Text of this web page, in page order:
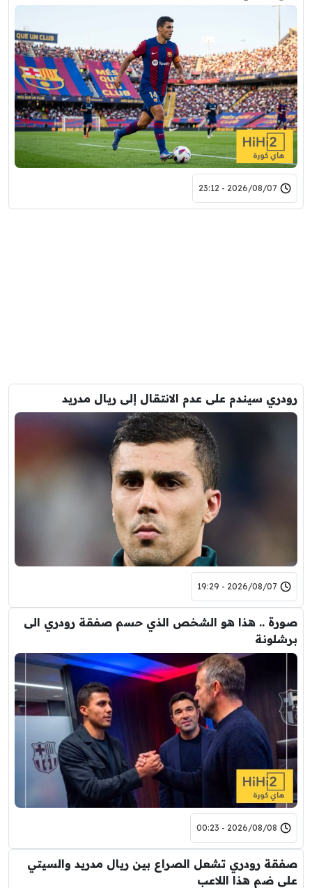
2026/08/07 - 23:12
رودري سيندم على عدم الانتقال إلى ريال مدريد
2026/08/07 - 19:29
صورة .. هذا هو الشخص الذي حسم صفقة رودري الى
برشلونة
2026/08/08 - 00:23
صفقة رودري تشعل الصراع بين ريال مدريد والسيتي
على ضم هذا اللاعب